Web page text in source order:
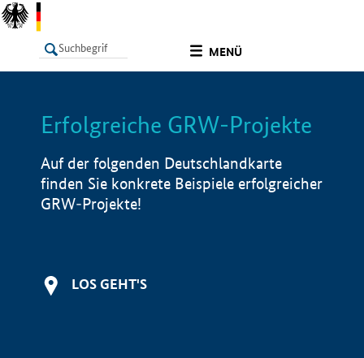
MENÜ
LISTE Info
Erfolgreiche GRW-Projekte
Auf der folgenden Deutschlandkarte
finden Sie konkrete Beispiele erfolgreicher
GRW-Projekte!
LOS GEHT'S